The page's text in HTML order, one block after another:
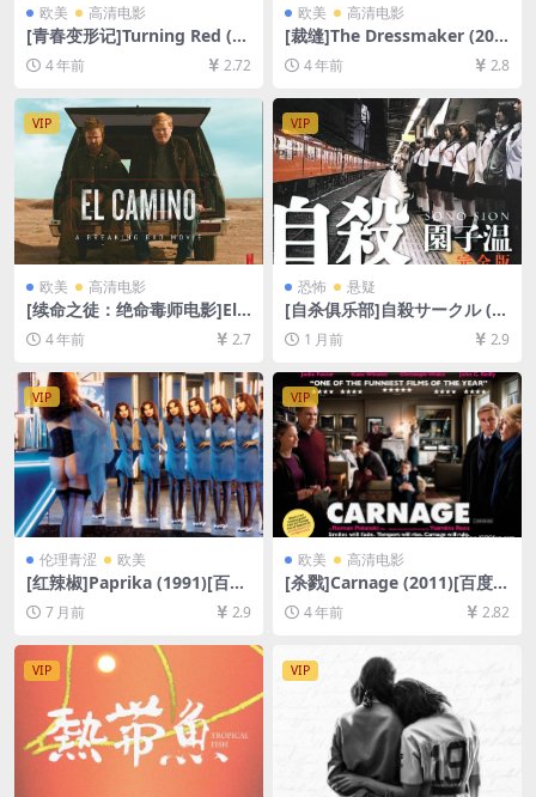
欧美 高清电影
[青春变形记]Turning Red (20
22)[百度网盘+迅雷云盘资源1
080P超清未删减][MP4/6.3G
B][官方中字]
4 年前 2.72
欧美 高清电影
[裁缝]The Dressmaker (201
5)[百度网盘+迅雷云盘资源10
80P超清未删减][MP4/7.5GB]
[中英字幕]
4 年前 2.8
VIP
欧美 高清电影
[续命之徒：绝命毒师电影]El
Camino: A Breaking Bad M
ovie (2019)[百度网盘+迅雷云
4/7GB][中英字幕]
4 年前 2.7
VIP
恐怖 悬疑
[自杀俱乐部]自殺サークル (2
002)[百度网盘+夸克网盘1080
P超清未删减资源][网盘在线播
幕]
1 月前 2.9
VIP
伦理青涩 欧美
[红辣椒]Paprika (1991)[百度
网盘+夸克网盘1080P超清未
删减资源][网盘下载][MP4/8G
B][中文字幕]【手机/平板无法
在线播放，请使用电脑下载防
和谐压缩包（含解压密码）】
7 月前 2.9
VIP
欧美 高清电影
[杀戮]Carnage (2011)[百度网
盘+迅雷云盘资源1080P超清
未删减][MP4/4.7GB][中英字
4 年前 2.82
VIP VIP